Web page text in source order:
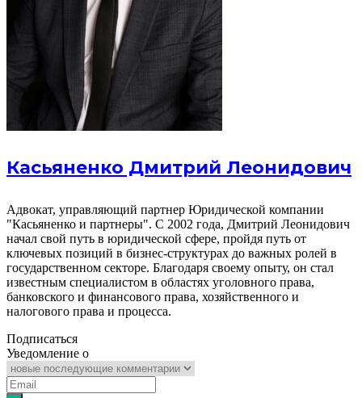
Касьяненко Дмитрий Леонидович
Адвокат, управляющий партнер Юридической компании
"Касьяненко и партнеры". С 2002 года, Дмитрий Леонидович
начал свой путь в юридической сфере, пройдя путь от
ключевых позиций в бизнес-структурах до важных ролей в
государственном секторе. Благодаря своему опыту, он стал
известным специалистом в областях уголовного права,
банковского и финансового права, хозяйственного и
налогового права и процесса.
Подписаться
Уведомление о